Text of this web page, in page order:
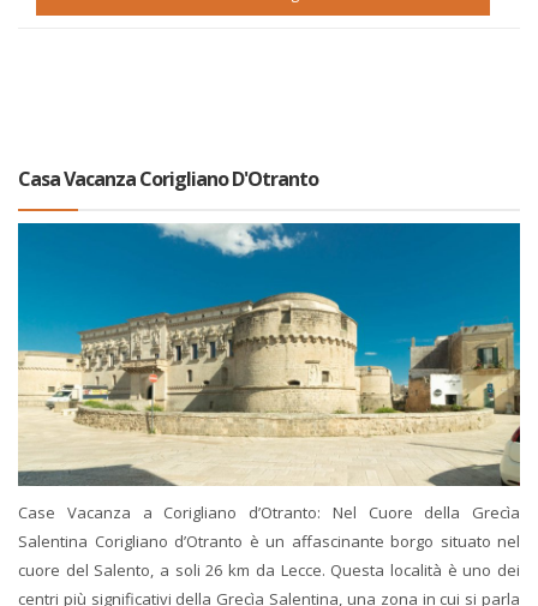
Casa Vacanza Corigliano D'Otranto
Case Vacanza a Corigliano d’Otranto: Nel Cuore della Grecìa
Salentina Corigliano d’Otranto è un affascinante borgo situato nel
cuore del Salento, a soli 26 km da Lecce. Questa località è uno dei
centri più significativi della Grecìa Salentina, una zona in cui si parla